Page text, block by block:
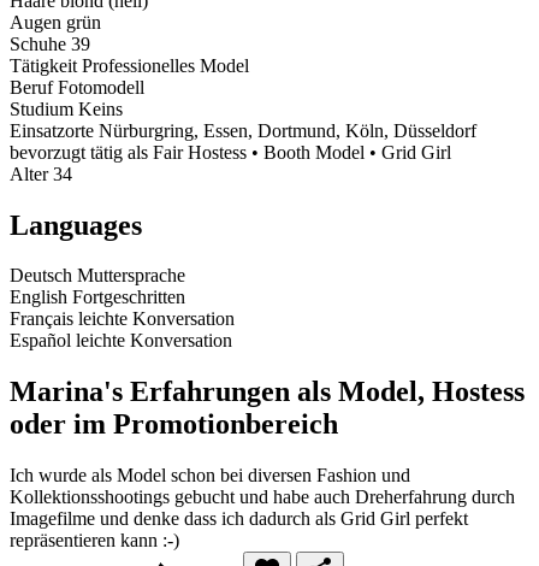
Augen grün
Schuhe 39
Tätigkeit Professionelles Model
Beruf Fotomodell
Studium Keins
Einsatzorte Nürburgring, Essen, Dortmund, Köln, Düsseldorf
bevorzugt tätig als Fair Hostess • Booth Model • Grid Girl
Alter 34
Languages
Deutsch Muttersprache
English Fortgeschritten
Français leichte Konversation
Español leichte Konversation
Marina's Erfahrungen als Model, Hostess
oder im Promotionbereich
Ich wurde als Model schon bei diversen Fashion und
Kollektionsshootings gebucht und habe auch Dreherfahrung durch
Imagefilme und denke dass ich dadurch als Grid Girl perfekt
repräsentieren kann :-)